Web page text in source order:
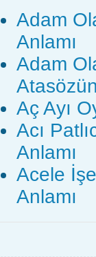
Adam
Anlamı
Adam
Aç Ayı
Acı
Anlamı
Acele
Anlamı